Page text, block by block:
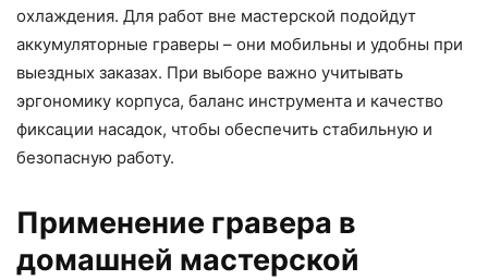
охлаждения. Для работ вне мастерской подойдут
аккумуляторные граверы – они мобильны и удобны при
выездных заказах. При выборе важно учитывать
эргономику корпуса, баланс инструмента и качество
фиксации насадок, чтобы обеспечить стабильную и
безопасную работу.
Применение гравера в
домашней мастерской